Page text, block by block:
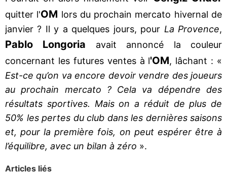
quitter l'OM lors du prochain mercato hivernal de
janvier ? Il y a quelques jours, pour La Provence,
Pablo Longoria avait annoncé la couleur
concernant les futures ventes à l'OM, lâchant : «
Est-ce qu’on va encore devoir vendre des joueurs
au prochain mercato ? Cela va dépendre des
résultats sportives. Mais on a réduit de plus de
50% les pertes du club dans les dernières saisons
et, pour la première fois, on peut espérer être à
l’équilibre, avec un bilan à zéro ».
Articles liés